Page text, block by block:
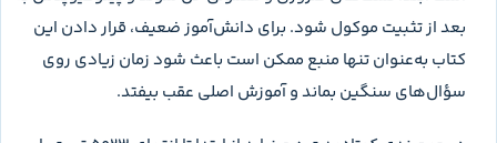
در دور دوم، فقط به کلید نگاه نکن. برای هر خطا بنویس مشکل از
کجا بوده: بلدنبودن مفهوم، ندیدن قید، اشتباه در ارتباط دو پایه،
ضعف در شکل یا عجله. اگر پاسخ را شانسی درست زده‌ای، آن سؤال